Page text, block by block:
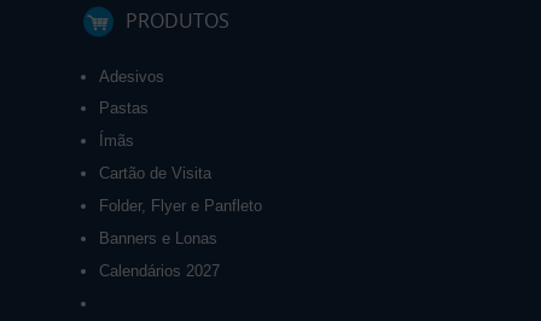
PRODUTOS
Adesivos
Pastas
Ímãs
Cartão de Visita
Folder, Flyer e Panfleto
Banners e Lonas
Calendários 2027